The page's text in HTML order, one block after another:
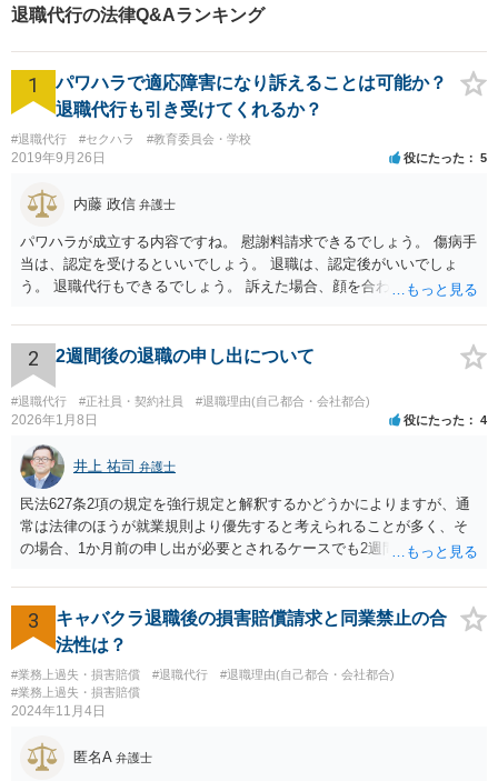
退職代行の法律Q&Aランキング
1
パワハラで適応障害になり訴えることは可能か？
退職代行も引き受けてくれるか？
#退職代行 #セクハラ #教育委員会・学校
2019年9月26日 役にたった 5
内藤 政信 弁護士
パワハラが成立する内容ですね。 慰謝料請求できるでしょう。 傷病手
当は、認定を受けるといいでしょう。 退職は、認定後がいいでしょ
う。 退職代行もできるでしょう。 訴えた場合、顔を合わすことは、あ
れは 減じて来るでしょう。
2 2週間後の退職の申し出について
#退職代行 #正社員・契約社員 #退職理由(自己都合・会社都合)
2026年1月8日 役にたった 4
井上 祐司 弁護士
民法627条2項の規定を強行規定と解釈するかどうかによりますが、通
常は法律のほうが就業規則より優先すると考えられることが多く、そ
の場合、1か月前の申し出が必要とされるケースでも2週間前の退職予
申し出は世間のあらゆる業種で広く採用されたルールであり、それ自
体が不合理と判断されるようなものではないため、就業規則・退職金
規程において「正当な理由なく会社の承認を得ずに退職した場合や引
継ぎを行わずに退職した場合に退職金を減額ないし不支給とする」旨
の条項が設けられている場合、その制約を受けることは考えられま
す。
3
キャバクラ退職後の損害賠償請求と同業禁止の合
法性は？
#業務上過失・損害賠償 #退職代行
#退職理由(自己都合・会社都合)
#業務上過失・損害賠償
2024年11月4日
匿名A 弁護士